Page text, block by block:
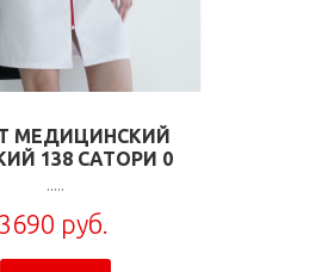
МЕДИЦИНСКИЙ
138 САТОРИ 0
.....
3690 руб.